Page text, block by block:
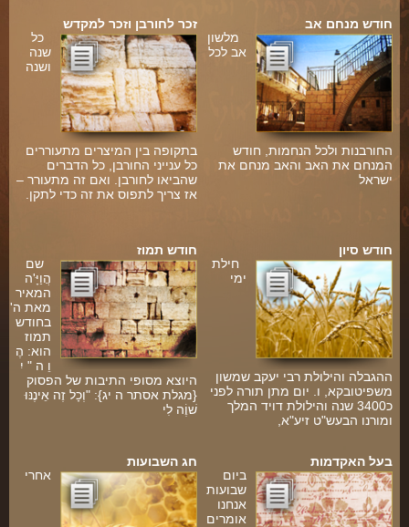
זכר לחורבן וזכר למקדש
כל
שנה
ושנה
בתקופה בין המיצרים מתעוררים
כל ענייני החורבן, כל הדברים
שהביאו לחורבן. ואם זה מתעורר –
אז צריך לתפוס את זה כדי לתקן.
חודש מנחם אב
מלשון
אב לכל
החורבנות ולכל הנחמות, חודש
המנחם את האב והאב מנחם את
ישראל
חודש תמוז
שם
הֲוַיָּ'ה
המאיר
מאת ה'
בחודש
תמוז
הוא: הֶ
וֵ ה " יִ
היוצא מסופי התיבות של הפסוק
{מגלת אסתר ה יג}: "וְכָל זֶה אֵינֶנּוּ
שׁוֶֹה לִי
חודש סיון
חילת
ימי
ההגבלה והילולת רבי יעקב שמשון
משפיטובקא, ו. יום מתן תורה לפני
כ3400 שנה והילולת דויד המלך
ומורנו הבעש"ט זיע"א,
חג השבועות
אחרי
בעל האקדמות
ביום
שבועות
אנחנו
אומרים